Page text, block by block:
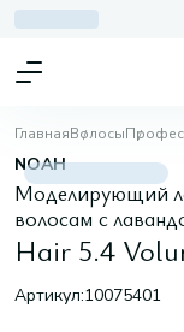
ГлавнаяВолосы
NOAH
Моделирующий
волосам с
Hair 5.4
Артикул:10075401